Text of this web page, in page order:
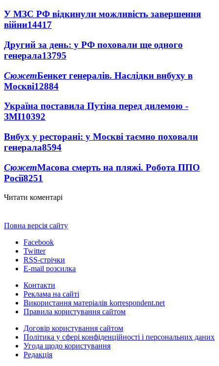
У МЗС РФ відкинули можливість завершення
війни14417
Другий за день: у РФ поховали ще одного
генерала13795
СюжетБенкет генералів. Наслідки вибуху в
Москві12884
Україна поставила Путіна перед дилемою -
ЗМІ10392
Вибух у ресторані: у Москві таємно поховали
генерала8594
СюжетМасова смерть на пляжі. Робота ППО
Росії8251
Читати коментарі
Повна версія сайту
Facebook
Twitter
RSS-стрічки
E-mail розсилка
Контакти
Реклама на сайті
Використання матеріалів korrespondent.net
Правила користування сайтом
Договір користування сайтом
Політика у сфері конфіденційності і персональних даних
Угода щодо користування
Редакція